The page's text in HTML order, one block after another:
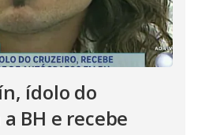
ídolo do
BH e recebe